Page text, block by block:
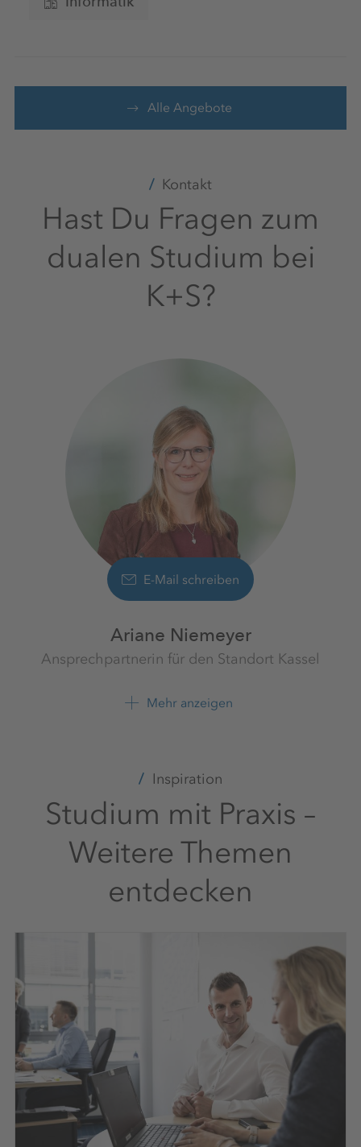
Alle Angebote
Kontakt
Hast Du Fragen zum
dualen Studium bei
K+S?
E-Mail schreiben
Ariane Niemeyer
Ansprechpartnerin für den Standort Kassel
Erreichbar von Montag bis Donnerstag von 8-14
Mehr anzeigen
Inspiration
Studium mit Praxis –
Weitere Themen
entdecken